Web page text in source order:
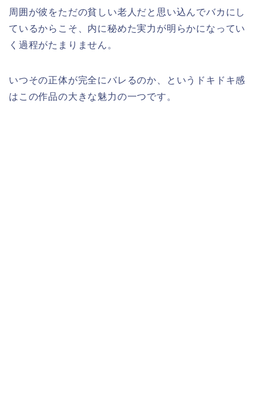
周囲が彼をただの貧しい老人だと思い込んでバカにし
ているからこそ、内に秘めた実力が明らかになってい
く過程がたまりません。
いつその正体が完全にバレるのか、というドキドキ感
はこの作品の大きな魅力の一つです。